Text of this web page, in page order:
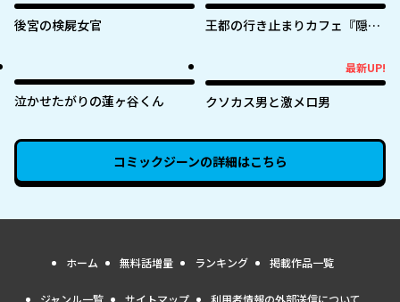
後宮の検屍女官
王都の行き止まりカフェ『隠れ
た私の店に筆頭文官様がくつろ
ぎに来ます～
泣かせたがりの蓮ヶ谷くん
最新UP!
クソカス男と激メロ男
コミックジーンの詳細はこちら
ホーム 無料話増量 ランキング 掲載作品一覧
ジャンル一覧 サイトマップ 利用者情報の外部送信について